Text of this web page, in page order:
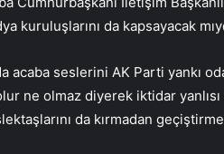
kuruluşlarını da kapsayacak
acaba seslerini AK Parti yankı
ne olmaz diyerek iktidar
da kırmadan